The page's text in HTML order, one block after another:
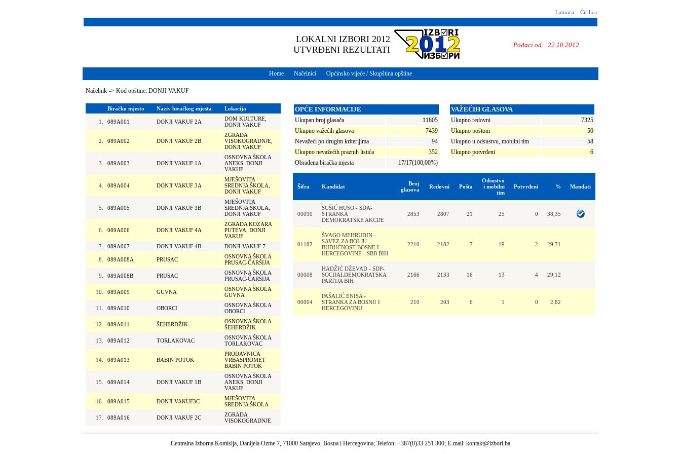
Latinica Ćirilica
LOKALNI IZBORI 2012
UTVRĐENI REZULTATI
Podaci od: 22.10.2012
Home Načelnici Općinsko vijeće / Skupština opštine
Načelnik -> Kod opštine: DONJI VAKUF
Biračko mjesto Naziv biračkog mjesta Lokacija
1. 089A001 DONJI VAKUF 2A
DOM KULTURE,
DONJI VAKUF
2. 089A002 DONJI VAKUF 2B
ZGRADA
VISOKOGRADNJE,
DONJI VAKUF
3. 089A003 DONJI VAKUF 1A
OSNOVNA ŠKOLA
ANEKS, DONJI
VAKUF
4. 089A004 DONJI VAKUF 3A
MJEŠOVITA
SREDNJA ŠKOLA,
DONJI VAKUF
5. 089A005 DONJI VAKUF 3B
MJEŠOVITA
SREDNJA ŠKOLA,
DONJI VAKUF
6. 089A006 DONJI VAKUF 4A
ZGRADA KOZARA
PUTEVA, DONJI
VAKUF
7.
089A007 DONJI VAKUF 4B DONJI VAKUF 7
8. 089A008A PRUSAC
OSNOVNA ŠKOLA
PRUSAC-ČARŠIJA
9. 089A008B PRUSAC
OSNOVNA ŠKOLA
PRUSAC-ČARŠIJA
10. 089A009 GUVNA
OSNOVNA ŠKOLA
GUVNA
11. 089A010 OBORCI
OSNOVNA ŠKOLA
OBORCI
12. 089A011 ŠEHERDŽIK
OSNOVNA ŠKOLA
ŠEHERDŽIK
13. 089A012 TORLAKOVAC
OSNOVNA ŠKOLA
TORLAKOVAC
14. 089A013 BABIN POTOK
PRODAVNICA
VRBASPROMET
BABIN POTOK
15. 089A014 DONJI VAKUF 1B
OSNOVNA ŠKOLA
ANEKS, DONJI
VAKUF
16. 089A015 DONJI VAKUF3C
MJEŠOVITA
SREDNJA ŠKOLA
17. 089A016 DONJI VAKUF 2C
ZGRADA
VISOKOGRADNJE
OPĆE INFORMACIJE
Ukupan broj glasača
11805
Ukupno važećih glasova
7439
Nevažeći po drugim kriterijima
94
Ukupno nevažećih praznih listića
352
Obrađena biračka mjesta
17/17(100,00%)
VAŽEĆIH GLASOVA
Ukupno redovni
7325
Ukupno poštom
50
Ukupno u odsustvu, mobilni tim
58
Ukupno potvrđeni
6
Šifra Kandidat
Broj
glasova
Redovni Pošta
Odsustvo
i mobilni
tim
Potvrđeni % Mandati
00090
SUŠIĆ HUSO - SDA-
STRANKA
DEMOKRATSKE AKCIJE
2853 2807 21 25 0 38,35
01182
ŠVAGO MEHRUDIN -
SAVEZ ZA BOLJU
BUDUĆNOST BOSNE I
HERCEGOVINE - SBB BIH
2210 2182 7 19 2 29,71
00008
HADŽIĆ DŽEVAD - SDP-
SOCIJALDEMOKRATSKA
PARTIJA BIH
2166 2133 16 13 4 29,12
00004
PAŠALIĆ ENISA -
STRANKA ZA BOSNU I
HERCEGOVINU
210 203 6 1 0 2,82
Centralna Izborna Komisija, Danijela Ozme 7, 71000 Sarajevo, Bosna i Hercegovina; Telefon: +387(0)33 251 300; E-mail: kontakt@izbori.ba